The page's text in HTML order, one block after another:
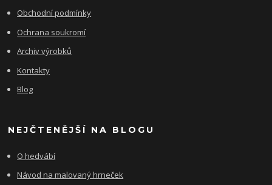
Obchodní podmínky
Ochrana soukromí
Archiv výrobků
Kontakty
Blog
NEJČTENĚJŠÍ NA BLOGU
O hedvábí
Návod na malovaný hrneček